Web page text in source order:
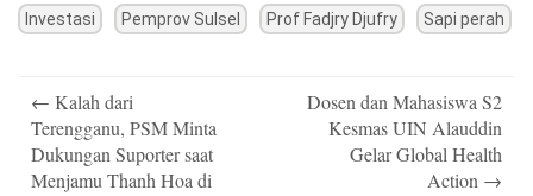
Investasi Pemprov Sulsel Prof Fadjry Djufry Sapi perah
navigation
← Kalah dari
Terengganu, PSM Minta
Dukungan Suporter saat
Menjamu Thanh Hoa di
Dosen dan Mahasiswa S2
Kesmas UIN Alauddin
Gelar Global Health
Action →